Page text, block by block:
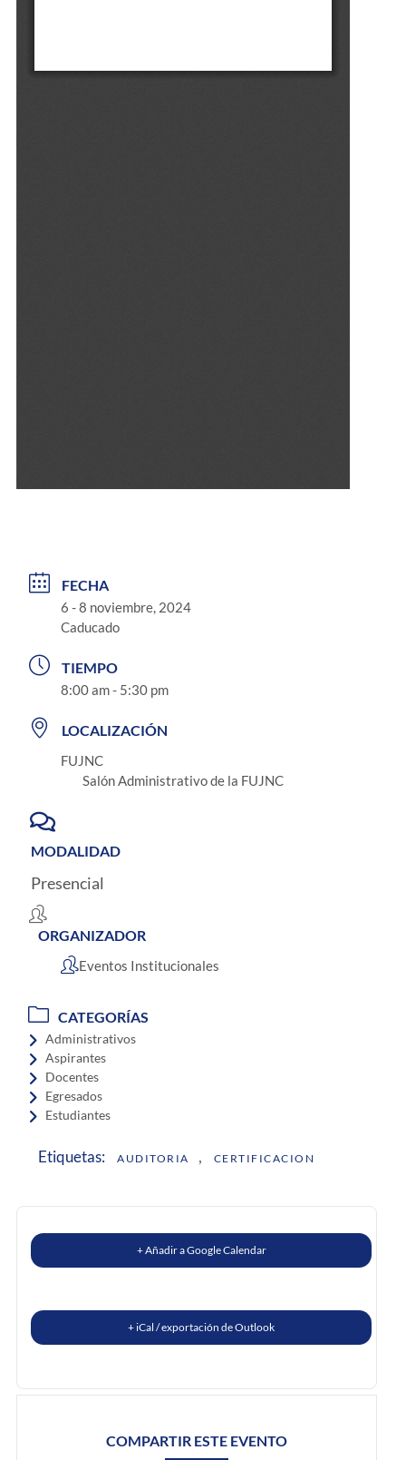
FECHA
6 - 8 noviembre, 2024
Caducado
TIEMPO
8:00 am - 5:30 pm
LOCALIZACIÓN
FUJNC
Salón Administrativo de la FUJNC
MODALIDAD
Presencial
ORGANIZADOR
Eventos Institucionales
CATEGORÍAS
Administrativos
Aspirantes
Docentes
Egresados
Estudiantes
Etiquetas: AUDITORIA , CERTIFICACION
+ Añadir a Google Calendar
+ iCal / exportación de Outlook
COMPARTIR ESTE EVENTO